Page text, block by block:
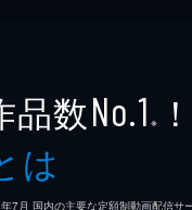
品数No.1 ※ ！
は
7⽉ 国内の主要な定額制動画配信サ